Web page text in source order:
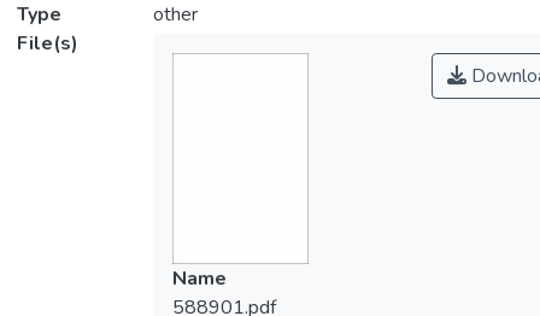
Type
other
File(s)
Name
588901.pdf